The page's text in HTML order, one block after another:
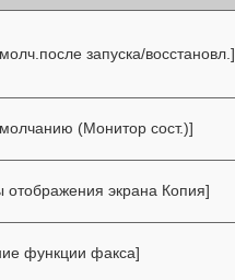
запуска/восстановл.]
(Монитор сост.)]
отображения экрана Копия]
функции факса]